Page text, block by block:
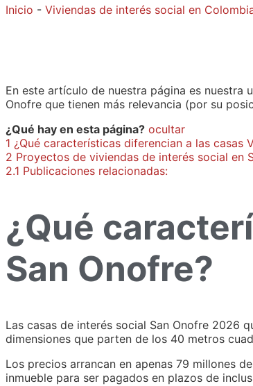
Inicio - Viviendas de interés social en
En este artículo de nuestra página es
Onofre que tienen más relevancia (por su
¿Qué hay en esta página? ocultar
1 ¿Qué características diferencian a las casas
2 Proyectos de viviendas de interés social en
2.1 Publicaciones relacionadas:
¿Qué
San Onofre?
Las casas de interés social San Onofre 2026
dimensiones que parten de los 40 metros
Los precios arrancan en apenas 79 millones
inmueble para ser pagados en plazos de